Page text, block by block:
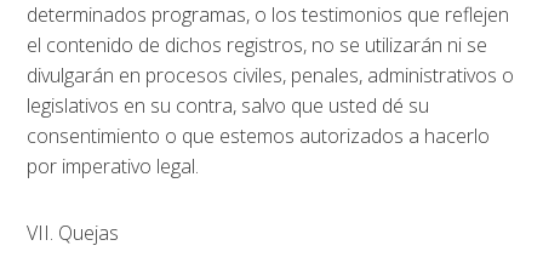
determinados programas, o los testimonios que reflejen
el contenido de dichos registros, no se utilizarán ni se
divulgarán en procesos civiles, penales, administrativos o
legislativos en su contra, salvo que usted dé su
consentimiento o que estemos autorizados a hacerlo
por imperativo legal.
VII. Quejas